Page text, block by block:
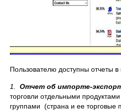
Пользователю доступны отчеты
1. Отчет об импорте-
торговли отдельными
группами (страна и ее торговые